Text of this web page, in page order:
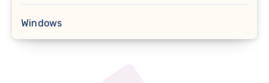
Windows